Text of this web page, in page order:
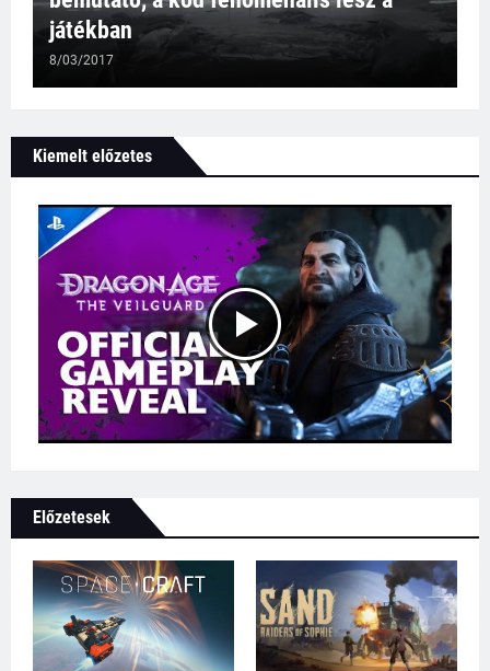
játékban
8/03/2017
Kiemelt előzetes
Előzetesek